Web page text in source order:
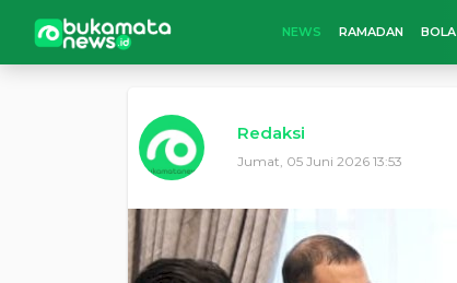
NEWS RAMADAN BOLA
Redaksi
Jumat, 05 Juni 2026 13:53